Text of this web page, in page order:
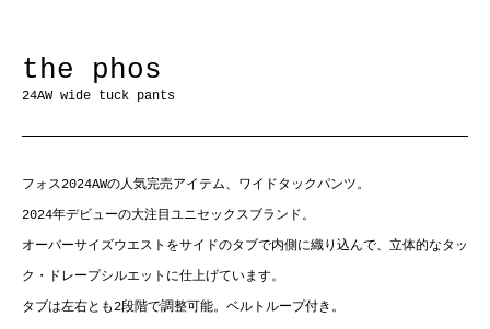
the phos
24AW wide tuck pants
フォス2024AWの人気完売アイテム、ワイドタックパンツ。
2024年デビューの大注目ユニセックスブランド。
オーバーサイズウエストをサイドのタブで内側に織り込んで、立体的なタッ
ク・ドレープシルエットに仕上げています。
タブは左右とも2段階で調整可能。ベルトループ付き。